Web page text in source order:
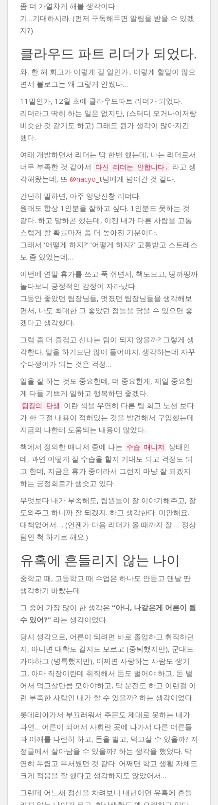
좀 더 가열차게 해볼 생각이다.
기…기대하시라. (먼저 구독해두면 알림을 받을 수 있겠
지?)
클라우드 파트 리더가 되었다.
와, 한 해 회고가 이렇게 길 일인가.. 이렇게 할말이 많으
면서 블로그는 왜 그렇게 안썼나…
11말인가, 12월 초에 클라우드파트 리더가 되었다.
리더라고 딱히 하는 일은 없지만, (스터디 오거나이저랑
비슷한 것 같기도 하고) 그래도 뭔가 생각이 많아지긴
했다.
여태 개발하면서 리더는 딱 한번 했는데, 나는 리더로서
너무 부족한 것 같아서
다신 리더는 안합니다.
라고 생
각해왔는데, 또 @nacyo_t님에게 넘어간 것 같다.
간단히 말하면, 아주 엉망진창 리더다.
원래도 항상 1인분을 잘하고 싶다. 1인분도 못하는 것
같다. 하고 말하곤 했는데, 이젠 내가 다른 사람을 고통
스럽게 할 확률마저 좀 더 높아진 기분이다.
그래서 ‘어떻게 하지?’ ‘어떻게 하지?’ 고통받고 스트레스
도 좀 있었는데…
이번에 연말 휴가를 쓰고 푹 쉬면서, 책도보고, 띵까띵까
놀다보니 긍정적인 감정이 자라났다.
그동안 좋았던 팀장님들, 멋졌던 팀장님들을 생각해보
면서, 나도 최대한 그 좋았던 점들을 닮을 수 있으면 좋
겠다고 생각했다.
그럼 좀 더 즐겁고 신나는 팀이 되지 않을까? 그렇게 생
각한다. 말을 하기보단 많이 들어야지. 생각하는데 자꾸
수다쟁이가 되는 것은 걱정…
일을 잘 하는 것도 중요한데, 더 중요한게, 제일 중요한
게 다들 기쁘게 일하고 행복하면 좋겠다.
팀장의 탄생
이란 책을 우연히 다른 팀 회고 노션 보다
가 한 구절 내용이 적혀있는 것을 발견해서 구입했는데
지금의 나한테 도움되는 내용이 많았다.
책에서 정의한 매니저 중에 나는
수습 매니저
상태인
데, 과연 어떻게 잘 수습을 할지 기대도 되고 걱정도 되
고 한데, 지금은 휴가 중이라서 그런지 마냥 잘 되겠지
하는 긍정회로가 샘솟고 있다.
무엇보다 내가 부족해도, 팀원들이 잘 이야기해주고, 잘
도와주고 하니까 잘 되겠지. 하고 생각한다. 미안해요.
대책없어서…. (언젠가 다음 리더가 올 때까지 잘 … 정상
팀인 척 하기로 해요.)
유혹에 흔들리지 않는 나이
중학교 때, 고등학교 때 수업은 하나도 안듣고 맨날 딴
생각하기 바빴는데
그 중에 가장 많이 한 생각은 “아니, 나같은게 어른이 될
수 있어?” 라는 생각이었다.
당시 생각으로, 어른이 되려면 바로 졸업하고 취직하던
지, 아니면 대학도 갈지도 모르고 (중퇴했지만), 군대도
가야하고 (병특했지만), 어쩌면 사랑하는 사람도 생기
고, 아마 직장이란데 취직해서 돈도 벌어야 하고, 돈 벌
어서 먹고살만큼 모아야하고, 막 운전도 하고 이런걸 이
런 부족한 사람인 내가 할 수 있을까? 하는 생각이었다.
롯데리아가서 부끄러워서 주문도 제대로 못하는 내가
과연… 어른이 되어서 사회란 곳에 나가서 다른 어른들
과 어깨를 나란히 하고, 돈을 벌고, 먹고살 수 있을까? 저
정글에서 살아남을 수 있을까? 하는 생각을 했었다. 막
연히 두렵고 무서웠던 것 같다. 어쩌면 학교 생활 자체도
크게 적응을 잘 했다고 생각하지도 않았어서…
그런데 어느새 정신을 차려보니 내년이면 유혹에 흔들